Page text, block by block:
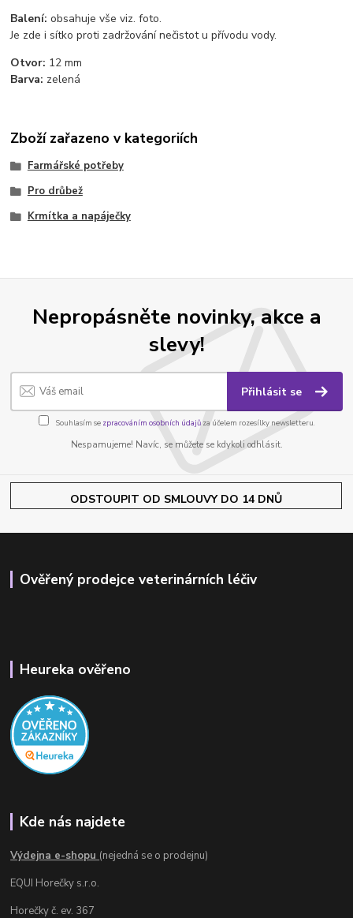
Balení: obsahuje vše viz. foto.
Je zde i sítko proti zadržování nečistot u přívodu vody.
Otvor: 12 mm
Barva: zelená
Zboží zařazeno v kategoriích
Farmářské potřeby
Pro drůbež
Krmítka a napáječky
Nepropásněte novinky, akce a
slevy!
Přihlásit se
Souhlasím se zpracováním osobních údajůza účelem rozesílky newsletteru.
Nespamujeme! Navíc, se můžete se kdykoli odhlásit.
ODSTOUPIT OD SMLOUVY DO 14 DNŮ
Ověřený prodejce veterinárních léčiv
Heureka ověřeno
Kde nás najdete
Výdejna e-shopu (nejedná se o prodejnu)
EQUI Horečky s.r.o.
Horečky č. ev. 367